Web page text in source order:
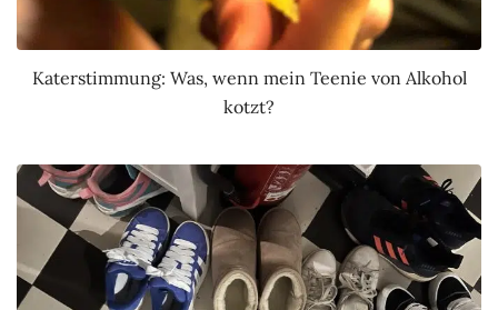
Katerstimmung: Was, wenn mein Teenie von Alkohol
kotzt?